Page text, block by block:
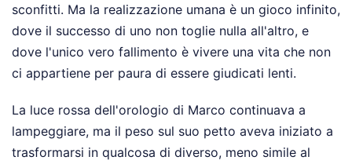
sconfitti. Ma la realizzazione umana è un gioco infinito,
dove il successo di uno non toglie nulla all'altro, e
dove l'unico vero fallimento è vivere una vita che non
ci appartiene per paura di essere giudicati lenti.
La luce rossa dell'orologio di Marco continuava a
lampeggiare, ma il peso sul suo petto aveva iniziato a
trasformarsi in qualcosa di diverso, meno simile al